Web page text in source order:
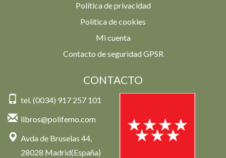
Política de privacidad
Política de cookies
Mi cuenta
Contacto de seguridad GPSR
CONTACTO
tel. (0034) 917 257 101
libros@polifemo.com
Avda de Bruselas 44,
28028 Madrid(España)